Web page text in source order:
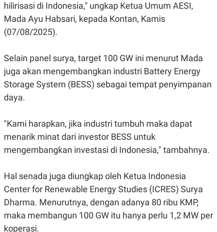
T
E
R
.
T
H
U
K
S
E
H
A
N
L
F
E
S
T
E
E
N
G
H
A
N
A
S
I
S
E
E
K
O
L
hilirisasi di Indonesia," ungkap Ketua Umum AESI,
Mada Ayu Habsari, kepada Kontan, Kamis
(07/08/2025).
Selain panel surya, target 100 GW ini menurut Mada
juga akan mengembangkan industri Battery Energy
Storage System (BESS) sebagai tempat penyimpanan
daya.
"Kami harapkan, jika industri tumbuh maka dapat
menarik minat dari investor BESS untuk
mengembangkan investasi di Indonesia," tambahnya.
Hal senada juga diungkap oleh Ketua Indonesia
Center for Renewable Energy Studies (ICRES) Surya
Dharma. Menurutnya, dengan adanya 80 ribu KMP,
maka membangun 100 GW itu hanya perlu 1,2 MW per
koperasi.